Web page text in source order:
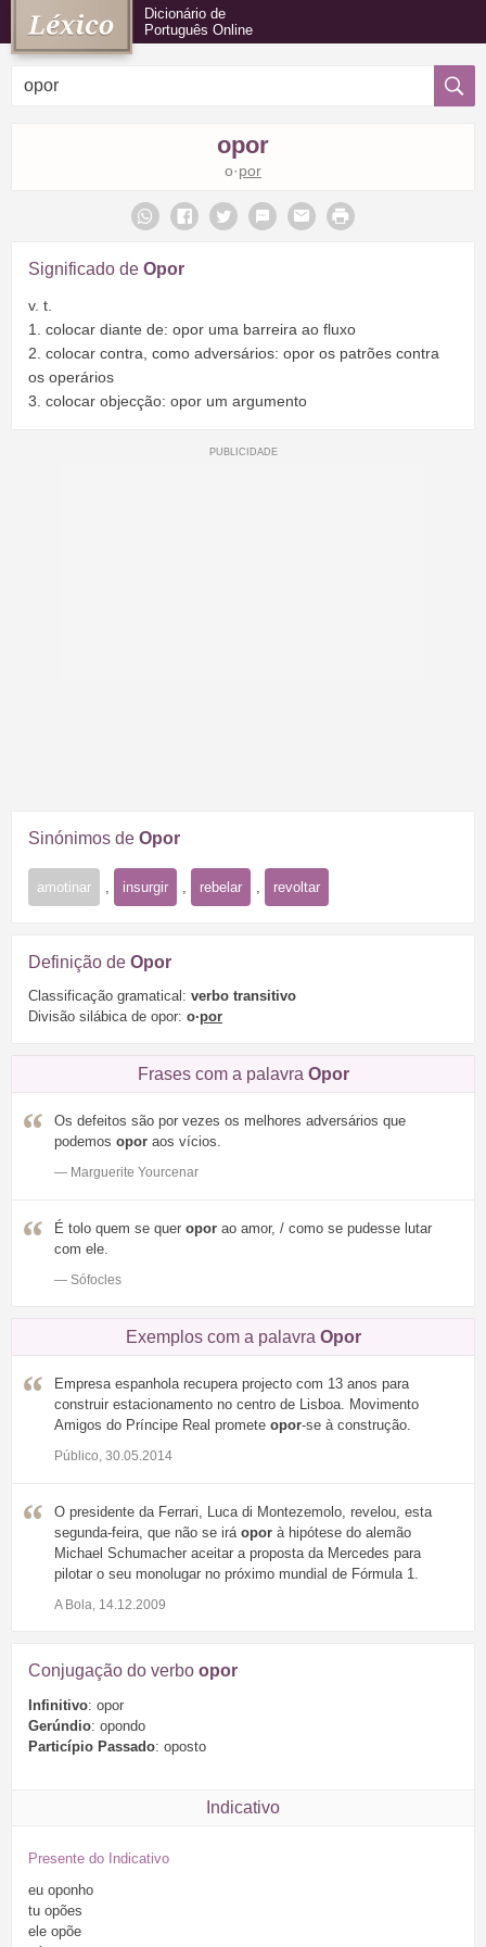
Dicionário de
Português Online
opor
o·por
Significado de Opor
v. t.
1. colocar diante de: opor uma barreira ao fluxo
2. colocar contra, como adversários: opor os patrões contra
os operários
3. colocar objecção: opor um argumento
Sinónimos de Opor
amotinar insurgir rebelar revoltar
Definição de Opor
Classificação gramatical: verbo transitivo
Divisão silábica de opor: o·por
Frases com a palavra Opor
Os defeitos são por vezes os melhores adversários que
podemos opor aos vícios.
— Marguerite Yourcenar
É tolo quem se quer opor ao amor, / como se pudesse lutar
com ele.
— Sófocles
Exemplos com a palavra Opor
Empresa espanhola recupera projecto com 13 anos para
construir estacionamento no centro de Lisboa. Movimento
Amigos do Príncipe Real promete opor-se à construção.
Público, 30.05.2014
O presidente da Ferrari, Luca di Montezemolo, revelou, esta
segunda-feira, que não se irá opor à hipótese do alemão
Michael Schumacher aceitar a proposta da Mercedes para
pilotar o seu monolugar no próximo mundial de Fórmula 1.
A Bola, 14.12.2009
Conjugação do verbo opor
Infinitivo: opor
Gerúndio: opondo
Particípio Passado: oposto
Indicativo
Presente do Indicativo
eu oponho
tu opões
ele opõe